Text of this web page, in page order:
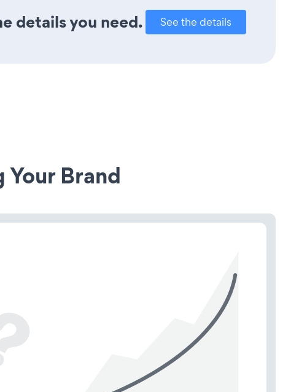
details you need. See the details
Brand